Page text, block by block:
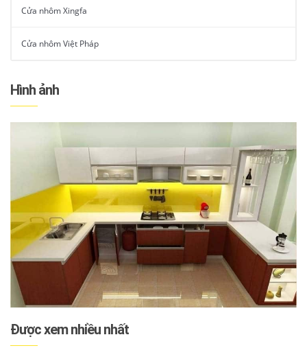
Cửa nhôm Xingfa
Cửa nhôm Việt Pháp
Hình ảnh
Được xem nhiều nhất